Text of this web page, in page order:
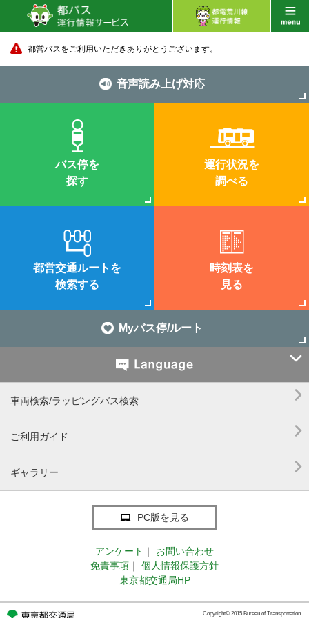
都営バスをご利用いただきありがとうございます。
音声読み上げ対応
バス停を
探す
運行状況を
調べる
都営交通ルートを
検索する
時刻表を
見る
Myバス停/ルート

車両検索/ラッピングバス検索 
ご利用ガイド 
ギャラリー 
PC版を見る
アンケート ｜
お問い合わせ
免責事項 ｜
個人情報保護方針
東京都交通局HP
Copyright© 2015 Bureau of Transportation.